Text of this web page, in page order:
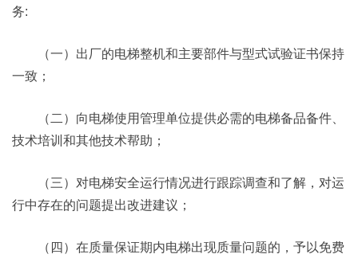
务:
（一）出厂的电梯整机和主要部件与型式试验证书保持
一致；
（二）向电梯使用管理单位提供必需的电梯备品备件、
技术培训和其他技术帮助；
（三）对电梯安全运行情况进行跟踪调查和了解，对运
行中存在的问题提出改进建议；
（四）在质量保证期内电梯出现质量问题的，予以免费